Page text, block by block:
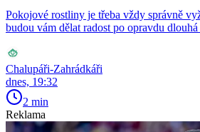
Pokojové rostliny je třeba vždy správně
budou vám dělat radost po opravdu dlouhá
Chalupáři-Zahrádkáři
dnes, 19:32
2 min
Reklama